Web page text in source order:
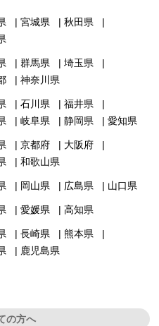
宮城県
秋田県
群馬県
埼玉県
神奈川県
石川県
福井県
岐阜県 静岡県 愛知県
京都府
大阪府
和歌山県
岡山県 広島県 山口県
愛媛県 高知県
長崎県
熊本県
鹿児島県
の方へ